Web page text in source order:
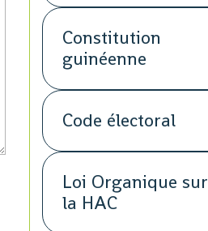
Constitution
guinéenne
Code électoral
Loi Organique sur
la HAC